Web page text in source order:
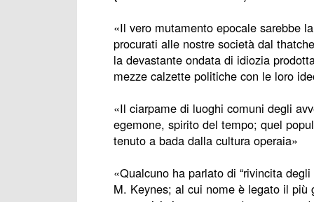
«Il vero mutamento epocale sarebbe
procurati alle nostre società dal
la devastante ondata di idiozia
mezze calzette politiche con le loro
«Il ciarpame di luoghi comuni degli
egemone, spirito del tempo; quel
tenuto a bada dalla cultura operaia»
«Qualcuno ha parlato di “rivincita
M. Keynes; al cui nome è legato il più